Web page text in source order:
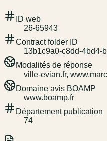
ID web
26-65943
Contract folder ID
13b1c9a0-c8dd-4bd4-
Modalités de réponse
ville-evian.fr,
Domaine avis BOAMP
www.boamp.fr
Département publication
74